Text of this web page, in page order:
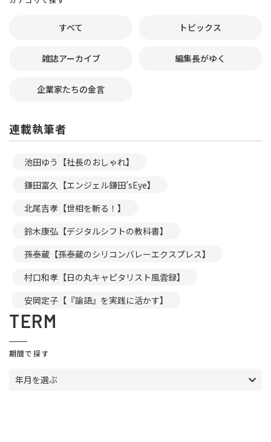
すべて トピックス
雑誌アーカイブ 編集長がゆく
企業家たちの金言
連載執筆者
池田ゆう【社長のおしゃれ】
鎌田富久【エンジェル鎌田’sEye】
北尾吉孝【世相を斬る！】
鈴木康弘【デジタルシフトの教科書】
孫泰蔵【孫泰蔵のシリコンバレーエクスプレス】
村口和孝【日の丸キャピタリスト風雲録】
安岡定子【『論語』を実践に活かす】
TERM
期間で探す
年月を選ぶ